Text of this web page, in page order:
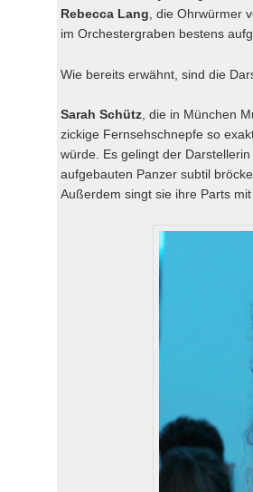
Rebecca Lang , die Ohrwürmer
im Orchestergraben bestens
Wie bereits erwähnt, sind die
Sarah Schütz, die in München
zickige Fernsehschnepfe so
würde. Es gelingt der
aufgebauten Panzer subtil
Außerdem singt sie ihre Parts